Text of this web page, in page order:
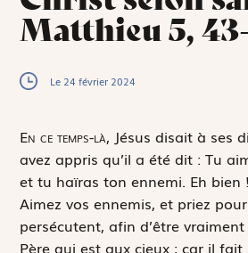
Matthieu 5,
Le 24 février 2024
En ce temps-là, Jésus disait à ses
avez appris qu’il a été dit :Tu
et tu haïras ton ennemi. Eh bien
Aimez vos ennemis, et priez
persécutent, afin d’être
Père qui est aux cieux ; car il